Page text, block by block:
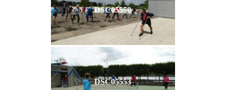
DSC05550
DSC05553